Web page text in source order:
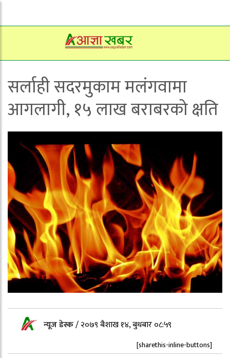
सर्लाही सदरमुकाम मलंगवामा
आगलागी, १५ लाख बराबरको क्षति
न्यूज डेस्क/२०७९ बैशाख १४, बुधबार ०८:५९
[sharethis-inline-buttons]